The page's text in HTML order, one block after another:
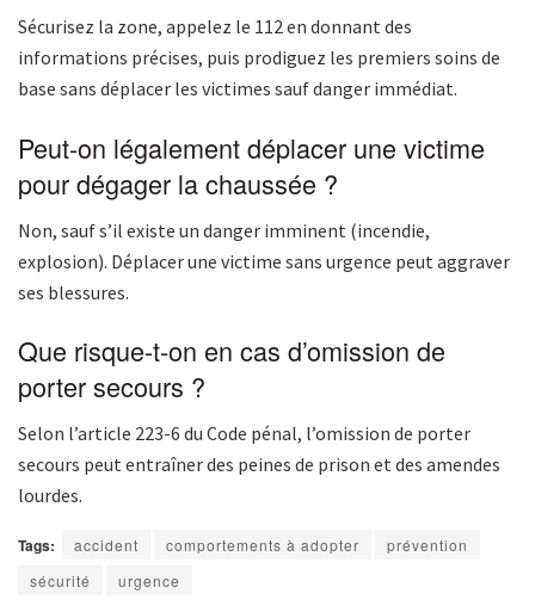
Sécurisez la zone, appelez le 112 en donnant des
informations précises, puis prodiguez les premiers soins de
base sans déplacer les victimes sauf danger immédiat.
Peut-on légalement déplacer une victime
pour dégager la chaussée ?
Non, sauf s’il existe un danger imminent (incendie,
explosion). Déplacer une victime sans urgence peut aggraver
ses blessures.
Que risque-t-on en cas d’omission de
porter secours ?
Selon l’article 223-6 du Code pénal, l’omission de porter
secours peut entraîner des peines de prison et des amendes
lourdes.
Tags: accident comportements à adopter
prévention
sécurité
urgence